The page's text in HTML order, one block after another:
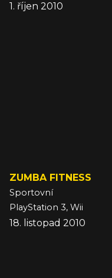
1. říjen 2010
ZUMBA FITNESS
Sportovní
PlayStation 3, Wii
18. listopad 2010